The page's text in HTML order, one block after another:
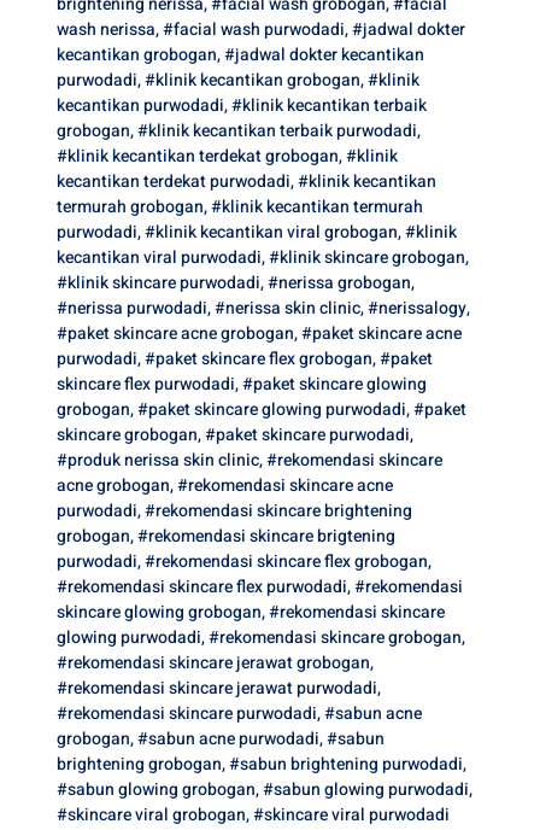
wash nerissa,#facial wash purwodadi,#jadwal dokter
kecantikan grobogan,#jadwal dokter kecantikan
purwodadi,#klinik kecantikan grobogan,#klinik
kecantikan purwodadi,#klinik kecantikan terbaik
grobogan,#klinik kecantikan terbaik purwodadi,
#klinik kecantikan terdekat grobogan,#klinik
kecantikan terdekat purwodadi,#klinik kecantikan
termurah grobogan,#klinik kecantikan termurah
purwodadi,#klinik kecantikan viral grobogan,#klinik
kecantikan viral purwodadi,#klinik skincare grobogan,
#klinik skincare purwodadi,#nerissa grobogan,
#nerissa purwodadi,#nerissa skin clinic,#nerissalogy,
#paket skincare acne grobogan,#paket skincare acne
purwodadi,#paket skincare flex grobogan,#paket
skincare flex purwodadi,#paket skincare glowing
grobogan,#paket skincare glowing purwodadi,#paket
skincare grobogan,#paket skincare purwodadi,
#produk nerissa skin clinic,#rekomendasi skincare
acne grobogan,#rekomendasi skincare acne
purwodadi,#rekomendasi skincare brightening
grobogan,#rekomendasi skincare brigtening
purwodadi,#rekomendasi skincare flex grobogan,
#rekomendasi skincare flex purwodadi,#rekomendasi
skincare glowing grobogan,#rekomendasi skincare
glowing purwodadi,#rekomendasi skincare grobogan,
#rekomendasi skincare jerawat grobogan,
#rekomendasi skincare jerawat purwodadi,
#rekomendasi skincare purwodadi,#sabun acne
grobogan,#sabun acne purwodadi,#sabun
brightening grobogan,#sabun brightening purwodadi,
#sabun glowing grobogan,#sabun glowing purwodadi,
#skincare viral grobogan,#skincare viral purwodadi